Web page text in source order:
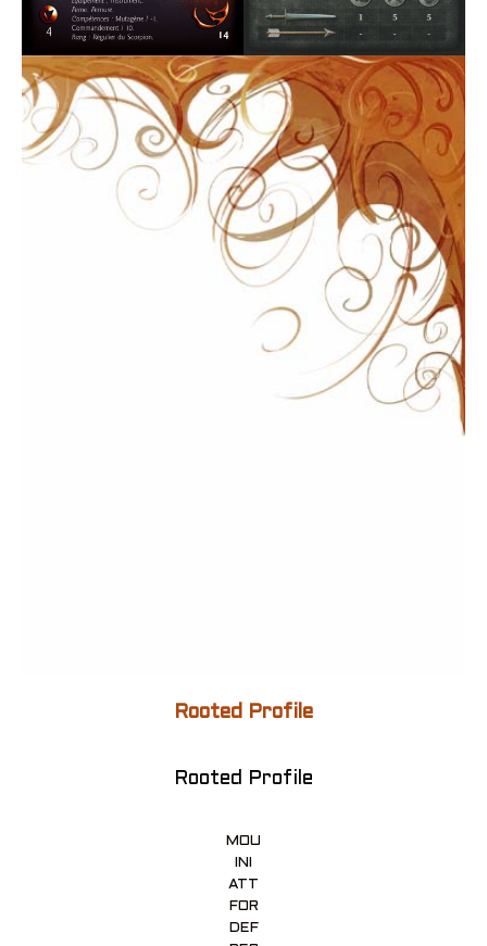
Rooted Profile
Rooted Profile
MOU
INI
ATT
FOR
DEF